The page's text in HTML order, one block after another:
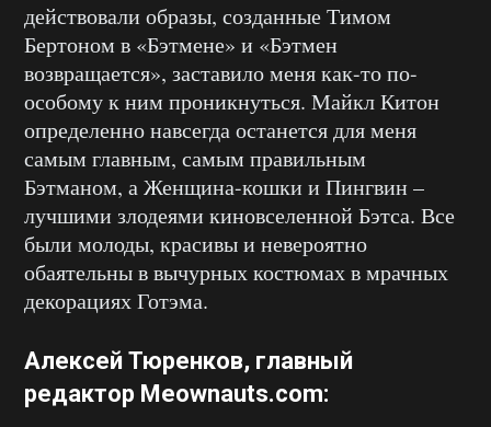
действовали образы, созданные Тимом
Бертоном в «Бэтмене» и «Бэтмен
возвращается», заставило меня как-то по-
особому к ним проникнуться. Майкл Китон
определенно навсегда останется для меня
самым главным, самым правильным
Бэтманом, а Женщина-кошки и Пингвин –
лучшими злодеями киновселенной Бэтса. Все
были молоды, красивы и невероятно
обаятельны в вычурных костюмах в мрачных
декорациях Готэма.
Алексей Тюренков, главный
редактор Meownauts.com: